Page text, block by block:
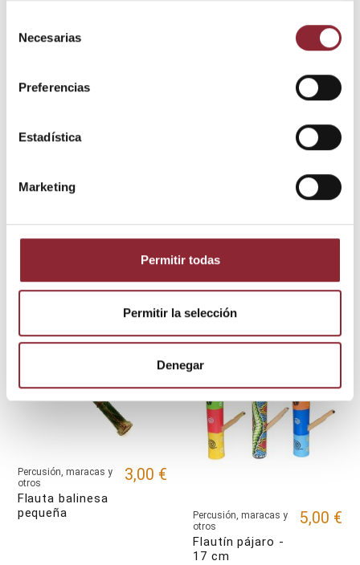
Necesarias
Preferencias
Estadística
Marketing
Permitir todas
Permitir la selección
Denegar
Flauta balinesa
agujeros
Percusión, maracas y
Flauta balinesa
6,00 €
Percusión, maracas y
otros
Flauta balinesa
pequeña
3,00 €
Percusión, maracas y
otros
Flautín pájaro -
17 cm
5,00 €